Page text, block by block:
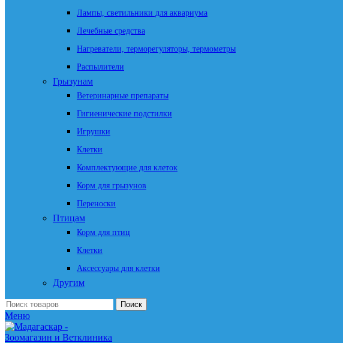
Лампы, светильники для аквариума
Лечебные средства
Нагреватели, терморегуляторы, термометры
Распылители
Грызунам
Ветеринарные препараты
Гигиенические подстилки
Игрушки
Клетки
Комплектующие для клеток
Корм для грызунов
Переноски
Птицам
Корм для птиц
Клетки
Аксессуары для клетки
Другим
Поиск
Меню